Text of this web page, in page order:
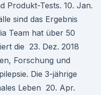
Produkt-Tests. 10. Jan.
sind das Ergebnis
Team hat über 50
die 23. Dez. 2018
Forschung und
Die 3-jährige
Leben 20. Apr.